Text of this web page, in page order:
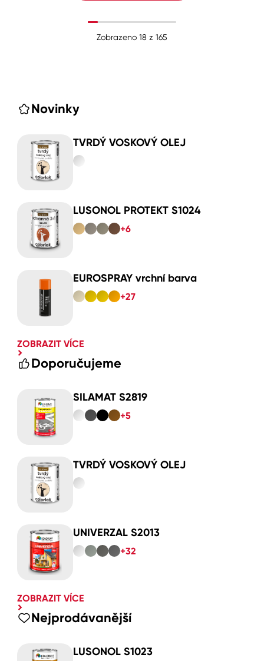
Zobrazeno 18 z 165
Novinky
TVRDÝ VOSKOVÝ OLEJ
LUSONOL PROTEKT S1024
+6
EUROSPRAY vrchní barva
+27
ZOBRAZIT VÍCE
Doporučujeme
SILAMAT S2819
+5
TVRDÝ VOSKOVÝ OLEJ
UNIVERZAL S2013
+32
ZOBRAZIT VÍCE
Nejprodávanější
LUSONOL S1023